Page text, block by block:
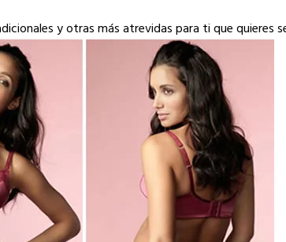
y otras más atrevidas para ti que quieres